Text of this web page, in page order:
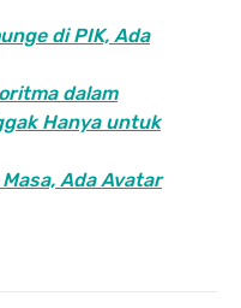
di PIK, Ada
dalam
Hanya untuk
Ada Avatar